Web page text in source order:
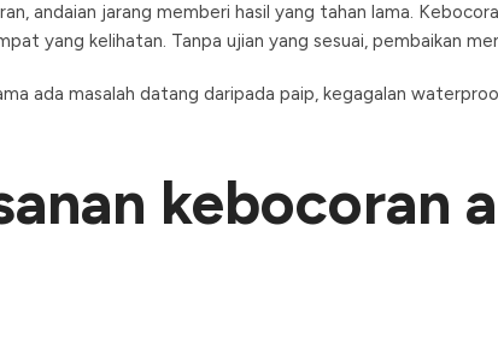
andaian jarang memberi hasil yang tahan lama.
yang kelihatan. Tanpa ujian yang sesuai, pembaikan
ada masalah datang daripada paip, kegagalan
kebocoran